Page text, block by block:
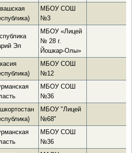
МБОУ СОШ
№3
Эл
МБОУ «Лицей
№ 28 г.
Йошкар-Олы»
МБОУ СОШ
№12
МБОУ СОШ
№36
МБОУ "Лицей
№68"
МБОУ СОШ
№36